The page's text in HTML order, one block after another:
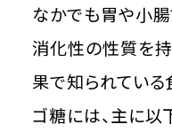
なかでも胃や小
消化性の性質を
果で知られてい
ゴ糖には、主に以